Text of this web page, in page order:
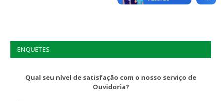
ENQUETES
Qual seu nível de satisfação com o nosso serviço de
Ouvidoria?